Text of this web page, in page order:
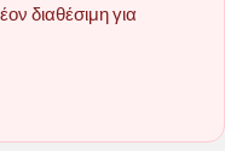
διαθέσιμη για